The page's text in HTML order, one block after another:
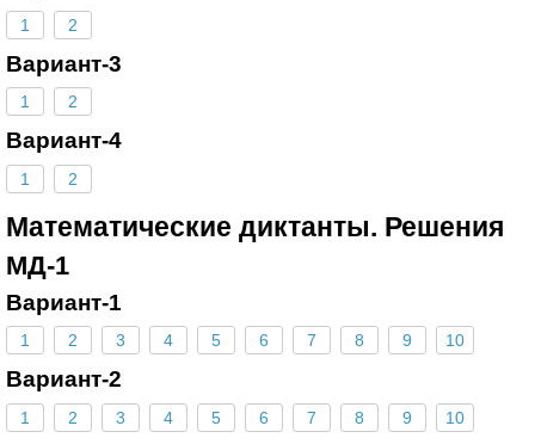
1 2
Вариант-3
1 2
Вариант-4
1 2
Математические диктанты. Решения
МД-1
Вариант-1
1 2 3 4 5 6 7 8 9 10
Вариант-2
1 2 3 4 5 6 7 8 9 10